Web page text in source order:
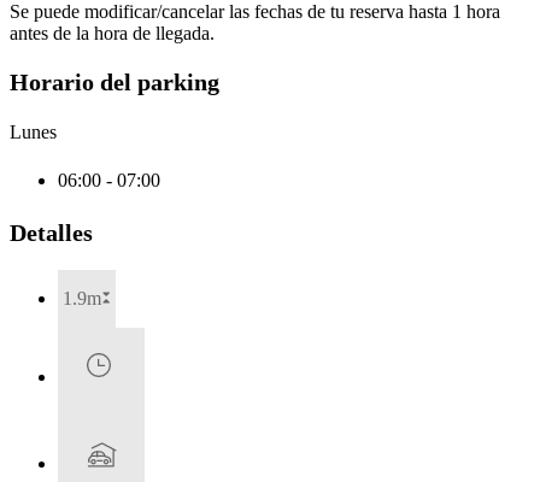
Se puede modificar/cancelar las fechas de tu reserva hasta 1 hora
antes de la hora de llegada.
Horario del parking
Lunes
06:00 - 07:00
Detalles
1.9m